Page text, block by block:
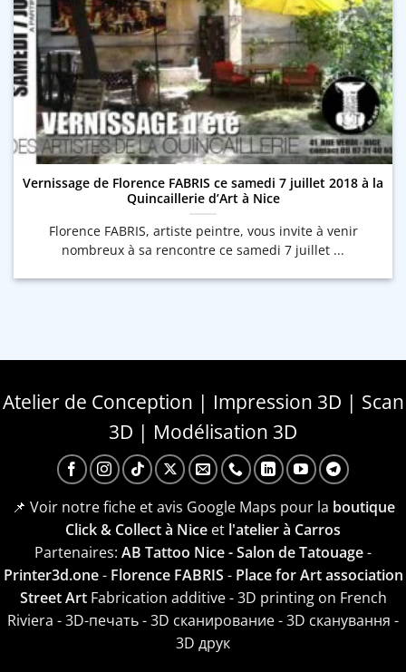
Vernissage de Florence FABRIS ce samedi 7 juillet 2018 à la
Quincaillerie d’Art à Nice
Florence FABRIS, artiste peintre, vous invite à venir
nombreux à sa rencontre ce samedi 7 juillet ...
Atelier de Conception | Impression 3D | Scan
3D | Modélisation 3D
📌 Voir notre fiche et avis Google Maps pour la boutique
Click & Collect à Nice et l'atelier à Carros
Partenaires: AB Tattoo Nice - Salon de Tatouage-
Printer3d.one- Florence FABRIS - Place for Art association
Street ArtFabrication additive - 3D printing on French
Riviera - 3D-печать - 3D сканирование - 3D сканування -
3D друк